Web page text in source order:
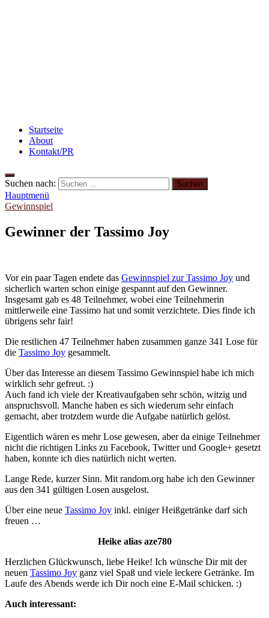
Startseite
About
Kontakt/PR
Suchen nach:
Hauptmenü
Gewinnspiel
Gewinner der Tassimo Joy
Vor ein paar Tagen endete das Gewinnspiel zur Tassimo Joy und
sicherlich warten schon einige gespannt auf den Gewinner.
Insgesamt gab es 48 Teilnehmer, wobei eine Teilnehmerin
mittlerweile eine Tassimo hat und somit verzichtete. Dies finde ich
übrigens sehr fair!
Die restlichen 47 Teilnehmer haben zusammen ganze 341 Lose für
die Tassimo Joy gesammelt.
Über das Interesse an diesem Tassimo Gewinnspiel habe ich mich
wirklich sehr gefreut. :)
Auch fand ich viele der Kreativaufgaben sehr schön, witzig und
anspruchsvoll. Manche haben es sich wiederum sehr einfach
gemacht, aber trotzdem wurde die Aufgabe natürlich gelöst.
Eigentlich wären es mehr Lose gewesen, aber da einige Teilnehmer
nicht die richtigen Links zu Facebook, Twitter und Google+ gesetzt
haben, konnte ich dies natürlich nicht werten.
Lange Rede, kurzer Sinn. Mit random.org habe ich den Gewinner
aus den 341 gültigen Losen ausgelost.
Über eine neue Tassimo Joy inkl. einiger Heißgetränke darf sich
freuen …
Heike alias aze780
Herzlichen Glückwunsch, liebe Heike! Ich wünsche Dir mit der
neuen Tassimo Joy ganz viel Spaß und viele leckere Getränke. Im
Laufe des Abends werde ich Dir noch eine E-Mail schicken. :)
Auch interessant: